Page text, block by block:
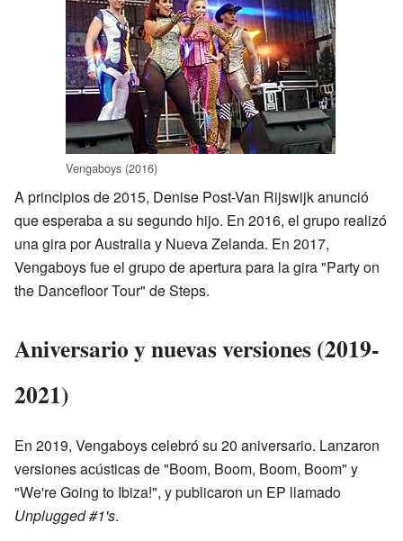
Vengaboys (2016)
A principios de 2015, Denise Post-Van Rijswijk anunció
que esperaba a su segundo hijo. En 2016, el grupo realizó
una gira por Australia y Nueva Zelanda. En 2017,
Vengaboys fue el grupo de apertura para la gira "Party on
the Dancefloor Tour" de Steps.
Aniversario y nuevas versiones (2019-
2021)
En 2019, Vengaboys celebró su 20 aniversario. Lanzaron
versiones acústicas de "Boom, Boom, Boom, Boom" y
"We're Going to Ibiza!", y publicaron un EP llamado
Unplugged #1's.